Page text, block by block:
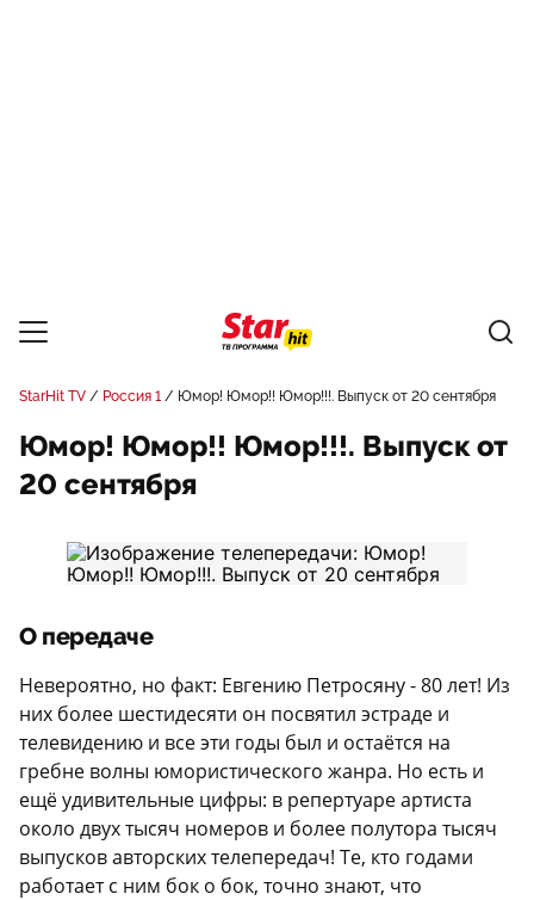
StarHit TV Россия 1 Юмор! Юмор!! Юмор!!!. Выпуск от 20 сентября
Юмор! Юмор!! Юмор!!!. Выпуск от
20 сентября
О передаче
Невероятно, но факт: Евгению Петросяну - 80 лет! Из
них более шестидесяти он посвятил эстраде и
телевидению и все эти годы был и остаётся на
гребне волны юмористического жанра. Но есть и
ещё удивительные цифры: в репертуаре артиста
около двух тысяч номеров и более полутора тысяч
выпусков авторских телепередач! Те, кто годами
работает с ним бок о бок, точно знают, что